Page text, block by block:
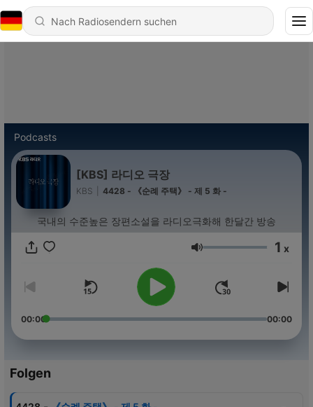
Podcasts
[KBS] 라디오 극장
KBS 4428 - 《순례 주택》 - 제 5 화 -
국내의 수준높은 장편소설을 라디오극화해 한달간 방송
Lautstärke 1 x
00:00 00:00
Folgen